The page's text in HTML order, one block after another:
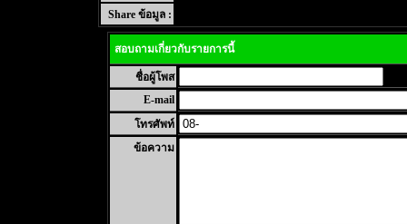
Share ข้อมูล :
สอบถามเกี่ยวกับรายการนี้
ชื่อผู้โพส
E-mail
โทรศัพท์
ข้อความ